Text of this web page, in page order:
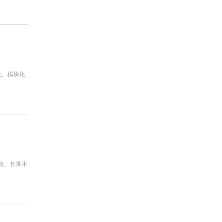
模块化
、长期不